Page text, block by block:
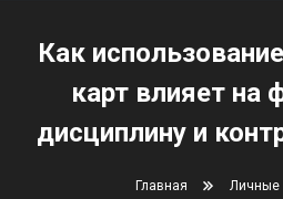
Как
карт влияет на
дисциплину и
Главная
Личные